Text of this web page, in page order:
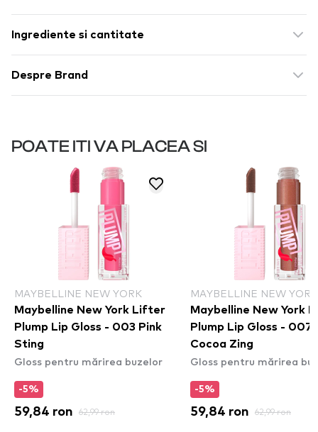
Ingrediente si cantitate
Despre Brand
POATE ITI VA PLACEA SI
MAYBELLINE NEW YORK
Maybelline New York Lifter
Plump Lip Gloss - 003 Pink
Sting
Gloss pentru mărirea buzelor
-5%
59,84 ron 62,99 ron
MAYBELLINE NEW YORK
Maybelline New York
Plump Lip Gloss - 007
Cocoa Zing
Gloss pentru mărirea
-5%
59,84 ron 62,99 ron